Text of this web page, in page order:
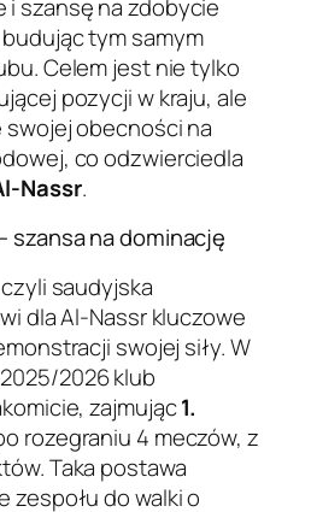
szansę na zdobycie
tym samym
Celem jest nie tylko
pozycji w kraju, ale
obecności na
co odzwierciedla
Nassr.
szansa na dominację
saudyjska
dla Al-Nassr kluczowe
swojej siły. W
2026 klub
zajmując1.
rozegraniu 4 meczów, z
Taka postawa
zespołu do walki o